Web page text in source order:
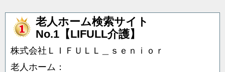
老人ホーム検索サイト
No.1【LIFULL介護】
株式会社ＬＩＦＵＬＬ＿ｓｅｎｉｏｒ
老人ホーム：